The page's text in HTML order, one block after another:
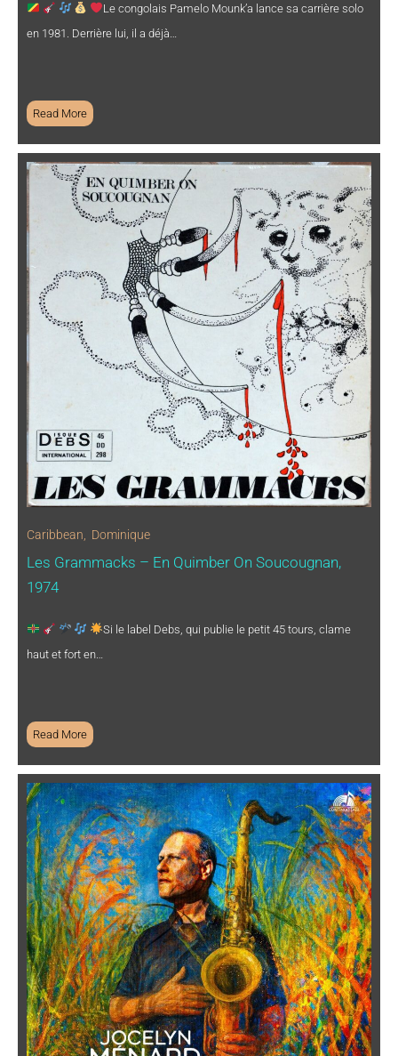
Le congolais Pamelo Mounk’a lance sa carrière solo
en 1981. Derrière lui, il a déjà…
Read More
Caribbean Dominique
Les Grammacks – En Quimber On Soucougnan,
1974
Si le label Debs, qui publie le petit 45 tours, clame
haut et fort en…
Read More